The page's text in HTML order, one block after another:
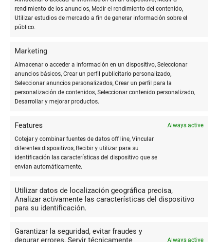
rendimiento de los anuncios, Medir el rendimiento del contenido,
Utilizar estudios de mercado a fin de generar información sobre el
público.
Marketing
Almacenar o acceder a información en un dispositivo, Seleccionar
anuncios básicos, Crear un perfil publicitario personalizado,
Seleccionar anuncios personalizados, Crear un perfil para la
personalización de contenidos, Seleccionar contenido personalizado,
Desarrollar y mejorar productos.
Features
Always active
Cotejar y combinar fuentes de datos off line, Vincular
diferentes dispositivos, Recibir y utilizar para su
identificación las características del dispositivo que se
envían automáticamente.
Utilizar datos de localización geográfica precisa,
Analizar activamente las características del dispositivo
para su identificación.
Garantizar la seguridad, evitar fraudes y
depurar errores, Servir técnicamente
Always active
Genial
MÁS COMENTARIOS